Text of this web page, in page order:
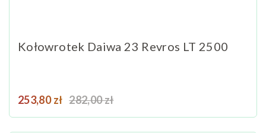
Kołowrotek Daiwa 23 Revros LT 2500
Cena
253,80 zł Cena podstawowa
282,00 zł